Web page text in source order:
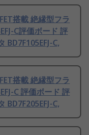
搭載 絶縁型フラ
C評価ボード 評
BD7F105EFJ-C,
搭載 絶縁型フラ
C 評価ボード 評
BD7F205EFJ-C,